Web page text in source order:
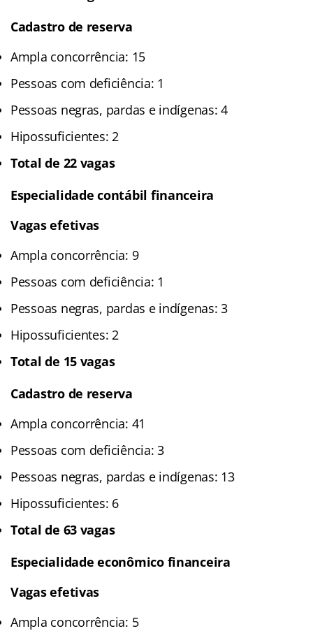
Cadastro de reserva
Ampla concorrência: 15
Pessoas com deficiência: 1
Pessoas negras, pardas e indígenas: 4
Hipossuficientes: 2
Total de 22 vagas
Especialidade contábil financeira
Vagas efetivas
Ampla concorrência: 9
Pessoas com deficiência: 1
Pessoas negras, pardas e indígenas: 3
Hipossuficientes: 2
Total de 15 vagas
Cadastro de reserva
Ampla concorrência: 41
Pessoas com deficiência: 3
Pessoas negras, pardas e indígenas: 13
Hipossuficientes: 6
Total de 63 vagas
Especialidade econômico financeira
Vagas efetivas
Ampla concorrência: 5